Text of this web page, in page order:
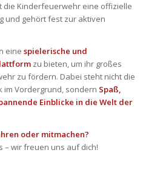
die Kinderfeuerwehr eine offizielle
und gehört fest zur aktiven
eine spielerische und
zu bieten, um ihr großes
zu fördern. Dabei steht nicht die
im Vordergrund, sondern Spaß,
Einblicke in die Welt der
oder mitmachen?
– wir freuen uns auf dich!